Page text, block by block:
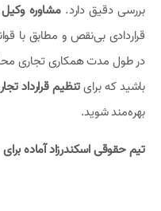
بررسی دقیق دارد.مشاوره وکیل
قراردادی بی‌نقص و مطابق با
در طول مدت همکاری تجاری
باشید که برایتنظیم قرارداد
بهره‌مند شوید.
تیم حقوقی اسکندرزاد آماده برای مشاوره